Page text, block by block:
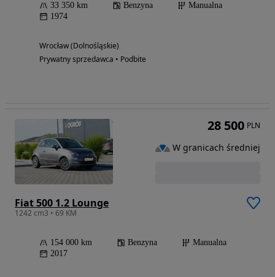
33 350 km Benzyna
Manualna
1974
Wrocław (Dolnośląskie)
Prywatny sprzedawca • Podbite
Fiat 500 1.2 Lounge
1242 cm3 • 69 KM
154 000 km Benzyna
Manualna
2017
28 500 PLN
W granicach średniej